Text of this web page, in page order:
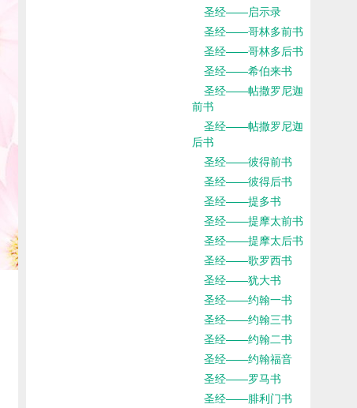
圣经——启示录
圣经——哥林多前书
圣经——哥林多后书
圣经——希伯来书
圣经——帖撒罗尼迦
前书
圣经——帖撒罗尼迦
后书
圣经——彼得前书
圣经——彼得后书
圣经——提多书
圣经——提摩太前书
圣经——提摩太后书
圣经——歌罗西书
圣经——犹大书
圣经——约翰一书
圣经——约翰三书
圣经——约翰二书
圣经——约翰福音
圣经——罗马书
圣经——腓利门书